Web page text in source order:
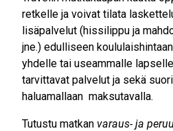
retkelle ja voivat tilata
lisäpalvelut (hissilippu ja
jne.) edulliseen
yhdelle tai useammalle
tarvittavat palvelut ja sekä
haluamallaan maksutavalla.
Tutustu matkan varaus- ja